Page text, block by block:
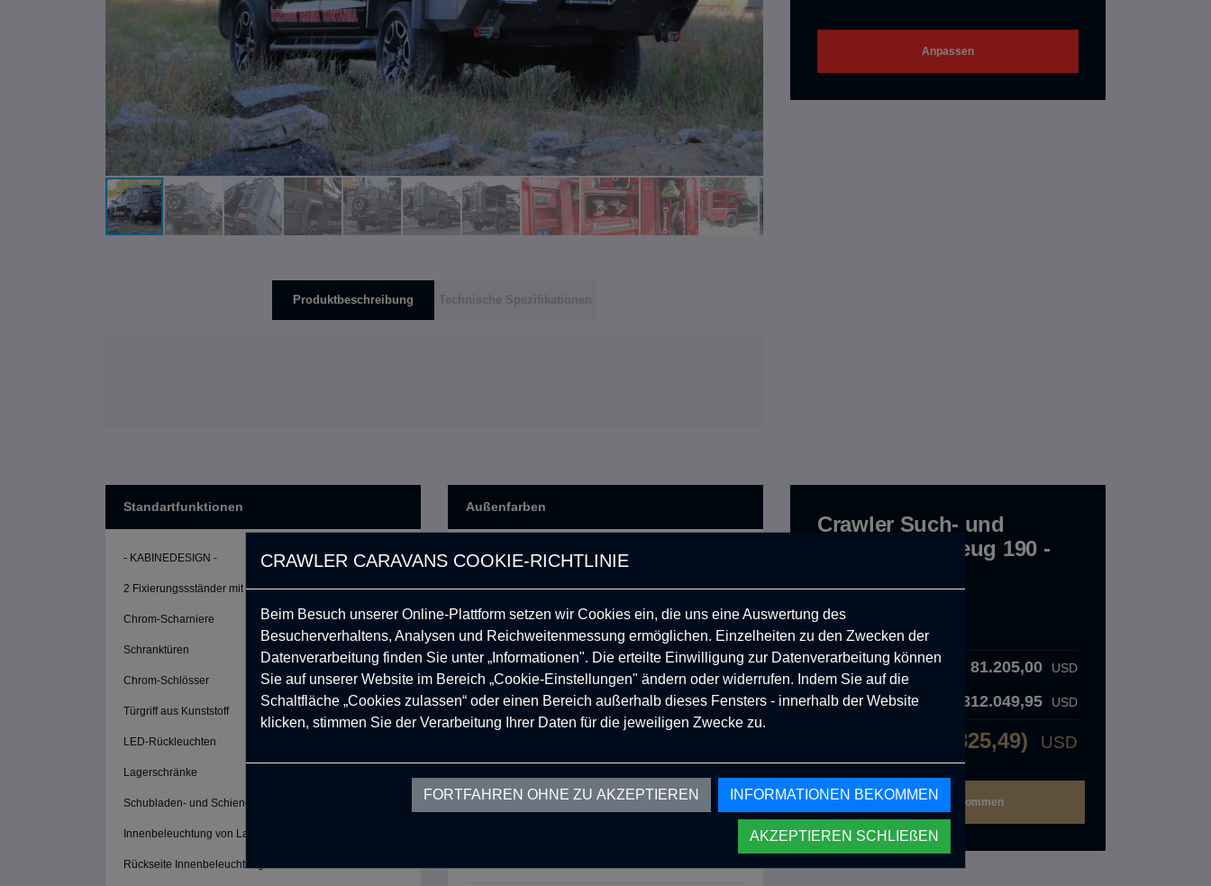
Anpassen
Produktbeschreibung Technische Spezifikationen
Standartfunktionen
- KABINEDESIGN -
2 Fixierungssständer mit einstellbarer Höhe
Chrom-Scharniere
Schranktüren
Chrom-Schlösser
Türgriff aus Kunststoff
LED-Rückleuchten
Lagerschränke
Schubladen- und Schienensysteme
Innenbeleuchtung von Lagerbereichen
Rückseite Innenbeleuchtung Leds
Außenfarben
Außenfarbe: Dunkelgrau
(Ral 7021) (Matt, Rau)
Dunkelschwarz (Ral 9005)
(Rau)
1.385,16USD
Außenfarbe: Aschgrau
(Heper3) (Matt, Rau)
0,00USD
Außenfarbe: Verkehrsrot
519,43USD
Optionale Produkte
Aluminium
Crawler Such- und
Rettungsfahrzeug 190 -
Bestelldetails
Produktpreis: 81.205,00 USD
Gesamtsteuer : 812.049,95 USD
89.325,49) USD
CRAWLER CARAVANS COOKIE-RICHTLINIE
Beim Besuch unserer Online-Plattform setzen wir Cookies ein, die uns eine Auswertung des
Besucherverhaltens, Analysen und Reichweitenmessung ermöglichen. Einzelheiten zu den Zwecken der
Datenverarbeitung finden Sie unter „Informationen". Die erteilte Einwilligung zur Datenverarbeitung können
Sie auf unserer Website im Bereich „Cookie-Einstellungen" ändern oder widerrufen. Indem Sie auf die
Schaltfläche „Cookies zulassen“ oder einen Bereich außerhalb dieses Fensters - innerhalb der Website
klicken, stimmen Sie der Verarbeitung Ihrer Daten für die jeweiligen Zwecke zu.
FORTFAHREN OHNE ZU AKZEPTIEREN INFORMATIONEN BEKOMMEN
AKZEPTIEREN SCHLIEßEN